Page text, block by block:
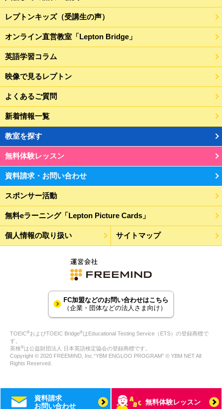
レプトンキッズ（受講生の声）
オンライン直営教室「Lepton Bridge」
英語学習コラム
映像で見るレプトン
よくあるご質問
新着情報一覧
教室を探す
無料体験レッスン
資料請求・お問い合わせ
スポンサー活動
無料eラーニング「Lepton Picture Cards」
個人情報の取り扱い サイトマップ
FC加盟などのお問い合わせはこちら
（企業・団体などの法人さま向け）
TOEIC®およびTOEIC Bridge®はEducational Testing Service（ETS）の登録商標で
す。
英検®は公益財団法人 日本英語検定協会の登録商標です。
Copyright © 2020 FREEMIND, Inc.“YBM ENGLOO PROGRAM” © YBM NET All
Rights Reserved.
資料請求
お問い合わせ
無料体験レッスン